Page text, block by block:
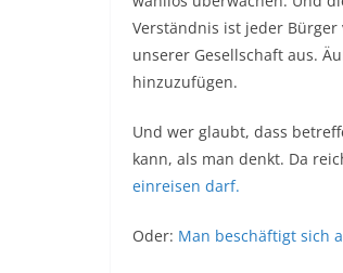
Verständnis ist jeder
unserer Gesellschaft aus.
hinzuzufügen.
Und wer glaubt, dass
kann, als man denkt. Da
einreisen darf.
Oder: Man beschäftigt sich